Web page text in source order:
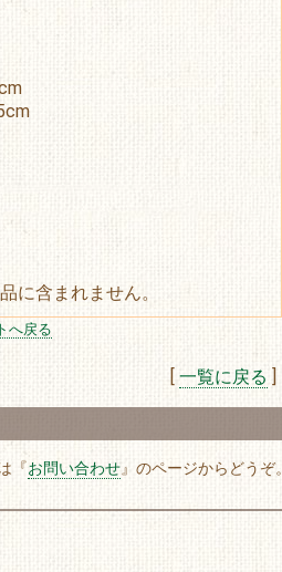
に含まれません。
へ戻る
一覧に戻る
『お問い合わせ』のページからどうぞ。